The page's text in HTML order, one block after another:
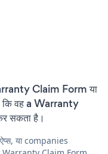
Claim Form या
कि वह a Warranty
सकता है।
या companies